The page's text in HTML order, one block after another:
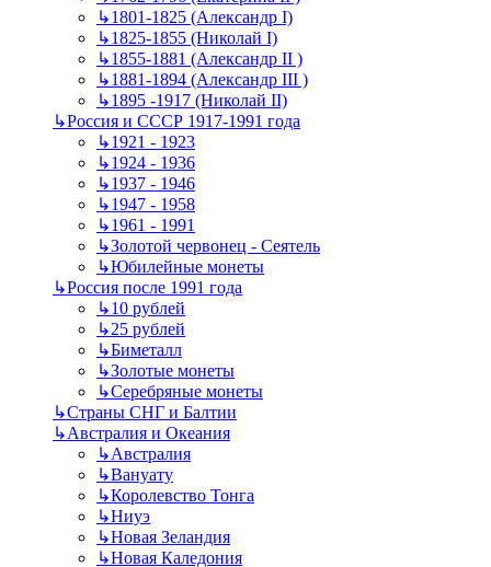
↳1801-1825 (Александр I)
↳1825-1855 (Николай I)
↳1855-1881 (Александр II )
↳1881-1894 (Александр III )
↳1895 -1917 (Николай II)
↳Россия и СССР 1917-1991 года
↳1921 - 1923
↳1924 - 1936
↳1937 - 1946
↳1947 - 1958
↳1961 - 1991
↳Золотой червонец - Сеятель
↳Юбилейные монеты
↳Россия после 1991 года
↳10 рублей
↳25 рублей
↳Биметалл
↳Золотые монеты
↳Серебряные монеты
↳Страны СНГ и Балтии
↳Австралия и Океания
↳Австралия
↳Вануату
↳Королевство Тонга
↳Ниуэ
↳Новая Зеландия
↳Новая Каледония